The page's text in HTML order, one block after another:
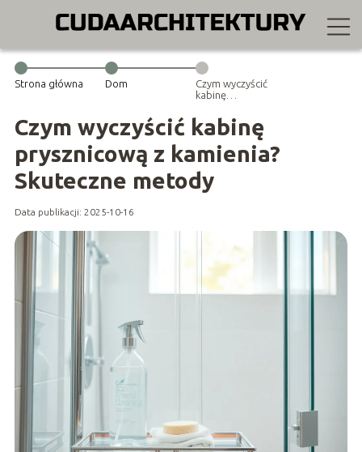
Strona główna Dom
Czym wyczyścić
kabinę
kamienia?
Skuteczne
Czym wyczyścić kabinę
prysznicową z kamienia?
Skuteczne metody
Data publikacji: 2025-10-16